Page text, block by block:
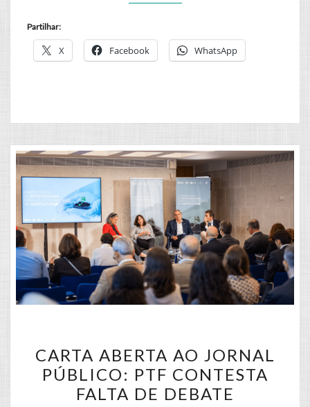
Partilhar:
X Facebook WhatsApp
ABERTA
AO
JORNAL
CARTA ABERTA AO JORNAL
PÚBLICO: PTF CONTESTA
FALTA DE DEBATE